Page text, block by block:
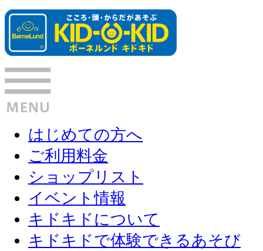
はじめての方へ
ご利用料金
ショップリスト
イベント情報
キドキドについて
キドキドで体験できるあそび